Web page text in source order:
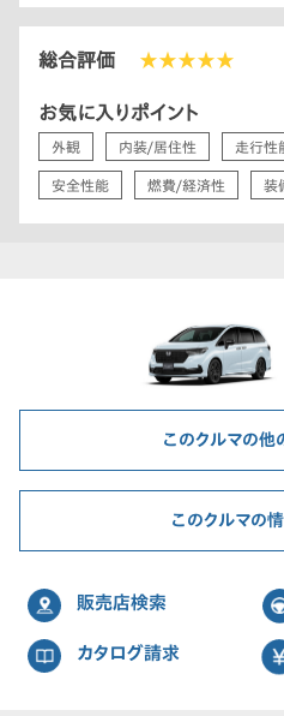
総合評価 ★★★★★
お気に入りポイント
外観 内装/居住性 走行性
安全性能 燃費/経済性 装
このクルマの他
このクルマの
販売店検索
カタログ請求